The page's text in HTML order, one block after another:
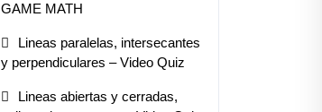
GAME MATH
Lineas paralelas, intersecantes
y perpendiculares – Video Quiz
Lineas abiertas y cerradas,